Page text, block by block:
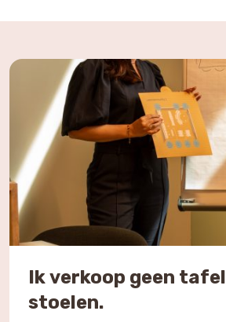
Ik verkoop geen
stoelen.